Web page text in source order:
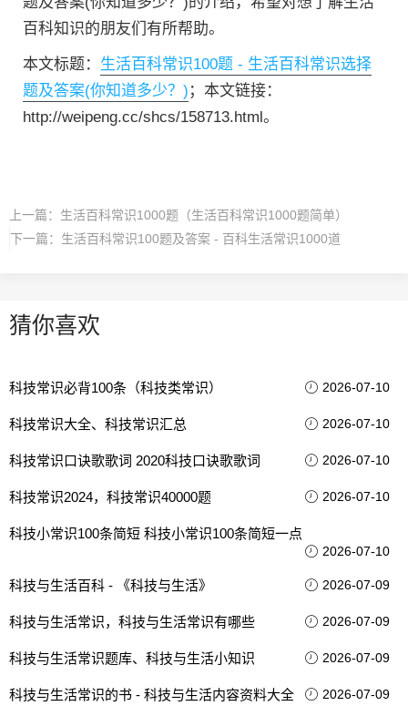
百科知识的朋友们有所帮助。
本文标题： 生活百科常识100题 - 生活百科常识选择
题及答案(你知道多少？) ；本文链接：
http://weipeng.cc/shcs/158713.html。
上一篇： 生活百科常识1000题（生活百科常识1000题简单）
下一篇： 生活百科常识100题及答案 - 百科生活常识1000道
猜你喜欢
科技常识必背100条（科技类常识） 2026-07-10
科技常识大全、科技常识汇总 2026-07-10
科技常识口诀歌歌词 2020科技口诀歌歌词 2026-07-10
科技常识2024，科技常识40000题 2026-07-10
科技小常识100条简短 科技小常识100条简短一点
2026-07-10
科技与生活百科 - 《科技与生活》 2026-07-09
科技与生活常识，科技与生活常识有哪些 2026-07-09
科技与生活常识题库、科技与生活小知识 2026-07-09
科技与生活常识的书 - 科技与生活内容资料大全 2026-07-09